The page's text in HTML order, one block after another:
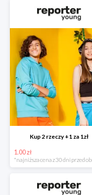
Kup 2 rzeczy +1 za 1zł
1.00 zł